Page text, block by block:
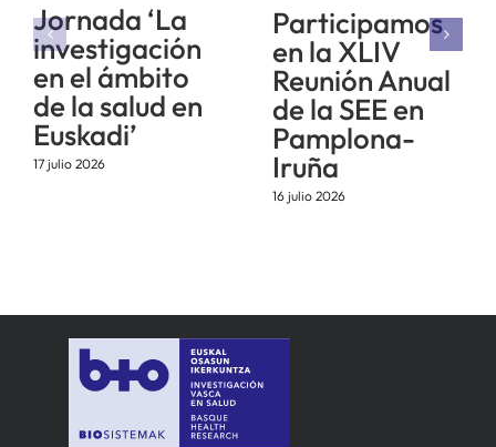
Jornada ‘La
investigación
en el ámbito
de la salud en
Euskadi’
17 julio 2026
Participamos
en la XLIV
Reunión Anual
de la SEE en
Pamplona-
Iruña
16 julio 2026